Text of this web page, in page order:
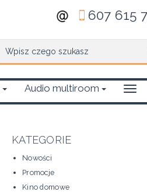
607 615
Audio multiroom
KATEGORIE
Nowości
Promocje
Kino domowe